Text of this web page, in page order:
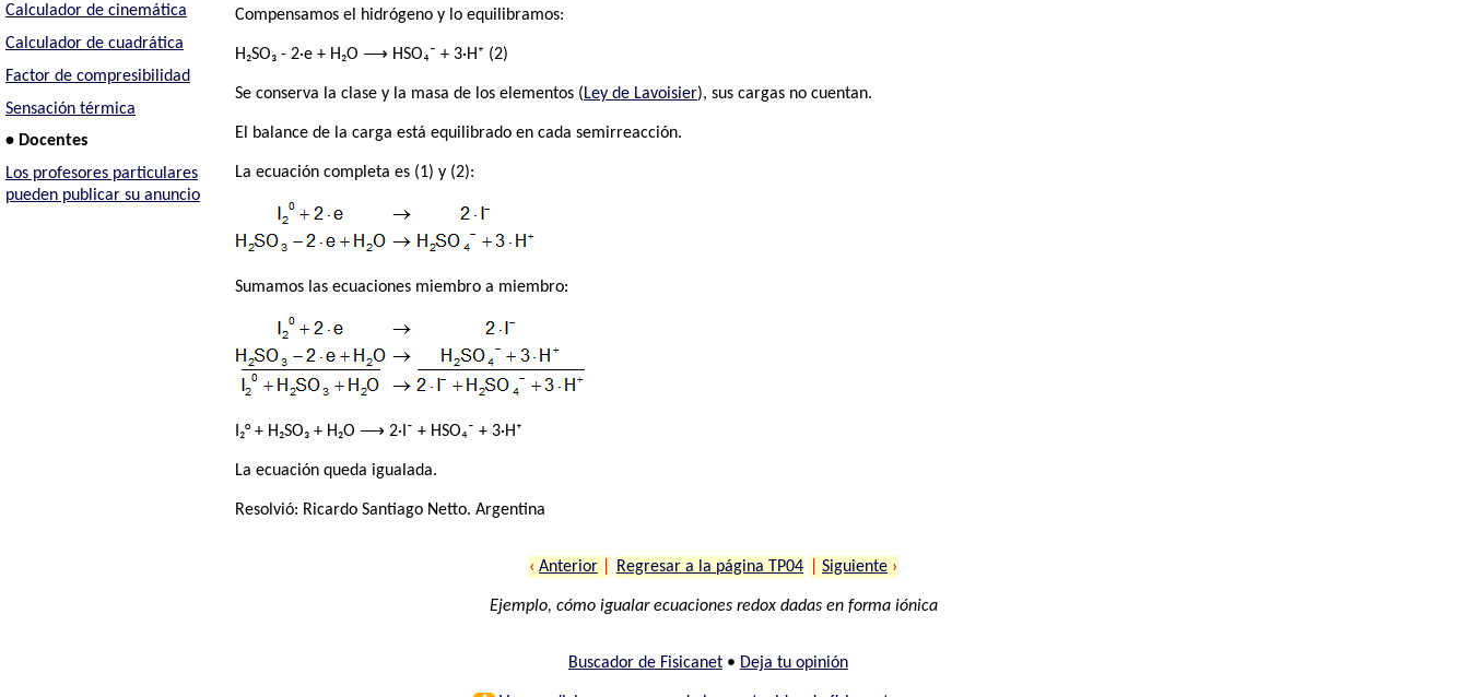
Calculador de cinemática
Calculador de cuadrática
Factor de compresibilidad
Sensación térmica
• Docentes
Los profesores particulares
pueden publicar su anuncio
Compensamos el hidrógeno y lo equilibramos:
H₂SO₃ - 2·e + H₂O ⟶ HSO₄⁻ + 3·H⁺ (2)
Se conserva la clase y la masa de los elementos (Ley de Lavoisier), sus cargas no cuentan.
El balance de la carga está equilibrado en cada semirreacción.
La ecuación completa es (1) y (2):
Sumamos las ecuaciones miembro a miembro:
I₂° + H₂SO₃ + H₂O ⟶ 2·I⁻ + HSO₄⁻ + 3·H⁺
La ecuación queda igualada.
Resolvió: Ricardo Santiago Netto. Argentina
‹ Anterior Regresar a la página TP04 Siguiente ›
Ejemplo, cómo igualar ecuaciones redox dadas en forma iónica
Buscador de Fisicanet• Deja tu opinión